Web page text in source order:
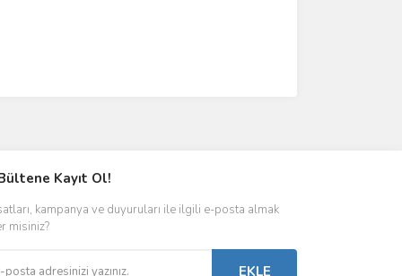
Kayıt Ol!
kampanya ve duyuruları ile ilgili e-posta almak
misiniz?
EKLE